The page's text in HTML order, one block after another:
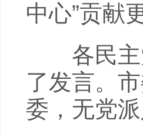
中心”贡献
各民主
了发言。
委，无党